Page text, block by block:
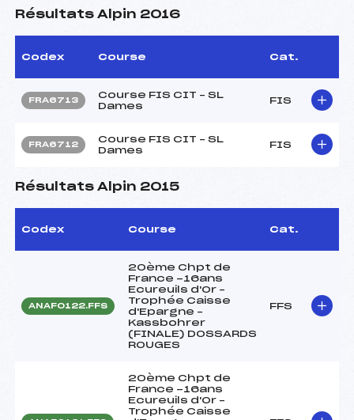
Résultats Alpin 2016
Codex Course Cat.
FRA6713
Course FIS CIT – SL
Dames
FIS
FRA6712
Course FIS CIT – SL
Dames
FIS
Résultats Alpin 2015
Codex Course Cat.
ANAF0122.FFS
20ème Chpt de
France -16ans
Ecureuils d'Or –
Trophée Caisse
d'Epargne –
Kassbohrer
(FINALE) DOSSARDS
ROUGES
FFS
20ème Chpt de
France -16ans
Ecureuils d'Or –
Trophée Caisse